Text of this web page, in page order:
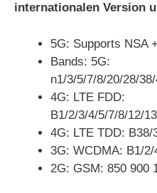
internationalen Version
5G: Supports NSA
Bands: 5G:
n1/3/5/7/8/20/28/
4G: LTE FDD:
B1/2/3/4/5/7/8/12/
4G: LTE TDD: B38/
3G: WCDMA: B1/
2G: GSM: 850 900